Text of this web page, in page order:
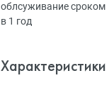
облсуживание сроком
в 1 год
Характеристики